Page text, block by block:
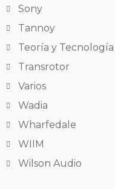
Sony
Tannoy
Teoría y Tecnología
Transrotor
Varios
Wadia
Wharfedale
WIIM
Wilson Audio